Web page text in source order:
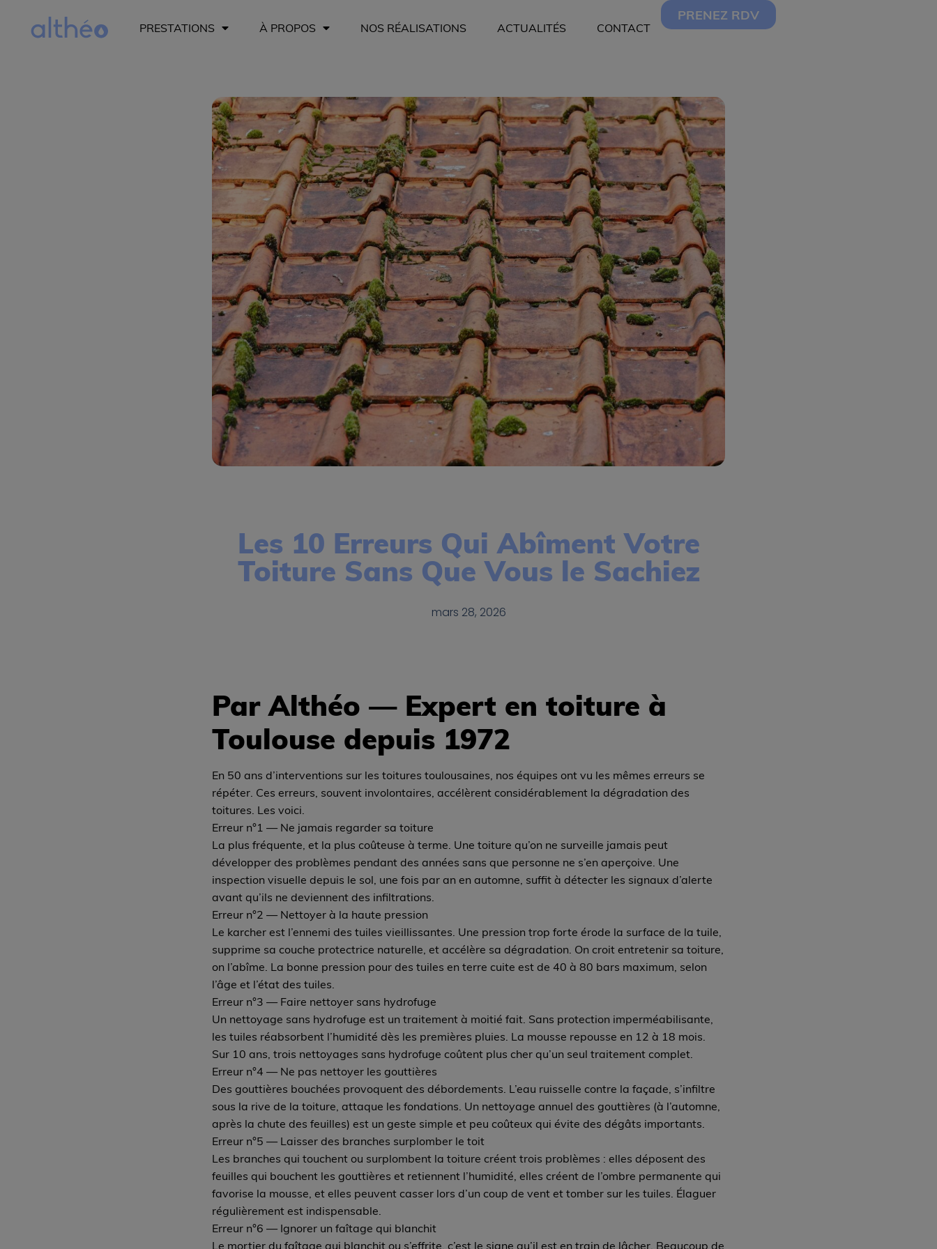
PRESTATIONS À PROPOS NOS RÉALISATIONS ACTUALITÉS CONTACT
PRENEZ RDV
Les 10 Erreurs Qui Abîment Votre
Toiture Sans Que Vous le Sachiez
mars 28, 2026
Par Althéo — Expert en toiture à
Toulouse depuis 1972
En 50 ans d’interventions sur les toitures toulousaines, nos équipes ont vu les mêmes erreurs se
répéter. Ces erreurs, souvent involontaires, accélèrent considérablement la dégradation des
toitures. Les voici.
Erreur n°1 — Ne jamais regarder sa toiture
La plus fréquente, et la plus coûteuse à terme. Une toiture qu’on ne surveille jamais peut
développer des problèmes pendant des années sans que personne ne s’en aperçoive. Une
inspection visuelle depuis le sol, une fois par an en automne, suffit à détecter les signaux d’alerte
avant qu’ils ne deviennent des infiltrations.
Erreur n°2 — Nettoyer à la haute pression
Le karcher est l’ennemi des tuiles vieillissantes. Une pression trop forte érode la surface de la tuile,
supprime sa couche protectrice naturelle, et accélère sa dégradation. On croit entretenir sa toiture,
on l’abîme. La bonne pression pour des tuiles en terre cuite est de 40 à 80 bars maximum, selon
l’âge et l’état des tuiles.
Erreur n°3 — Faire nettoyer sans hydrofuge
Un nettoyage sans hydrofuge est un traitement à moitié fait. Sans protection imperméabilisante,
les tuiles réabsorbent l’humidité dès les premières pluies. La mousse repousse en 12 à 18 mois.
Sur 10 ans, trois nettoyages sans hydrofuge coûtent plus cher qu’un seul traitement complet.
Erreur n°4 — Ne pas nettoyer les gouttières
Des gouttières bouchées provoquent des débordements. L’eau ruisselle contre la façade, s’infiltre
sous la rive de la toiture, attaque les fondations. Un nettoyage annuel des gouttières (à l’automne,
après la chute des feuilles) est un geste simple et peu coûteux qui évite des dégâts importants.
Erreur n°5 — Laisser des branches surplomber le toit
Les branches qui touchent ou surplombent la toiture créent trois problèmes : elles déposent des
feuilles qui bouchent les gouttières et retiennent l’humidité, elles créent de l’ombre permanente qui
favorise la mousse, et elles peuvent casser lors d’un coup de vent et tomber sur les tuiles. Élaguer
régulièrement est indispensable.
Erreur n°6 — Ignorer un faîtage qui blanchit
Le mortier du faîtage qui blanchit ou s’effrite, c’est le signe qu’il est en train de lâcher. Beaucoup de